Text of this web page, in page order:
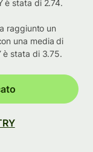
è stata di 2.74.
raggiunto un
una media di
è stata di 3.75.